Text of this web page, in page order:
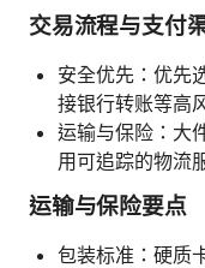
交易流程与支付
安全优先：优先
接银行转账等高
运输与保险：大
用可追踪的物流
运输与保险要点
包装标准：硬质